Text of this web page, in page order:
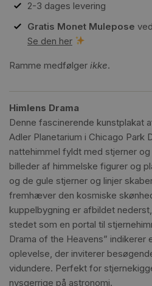
2-3 dages levering
Gratis Monet Mulepose
Se den her
Ramme medfølger ikke.
Himlens Drama
Denne fascinerende kunstplakat
Adler Planetarium i Chicago Park
nattehimmel fyldt med stjerner
billeder af himmelske figurer og
og de gule stjerner og linjer
fremhæver den kosmiske
kuppelbygning er afbildet
stedet som en portal til
Drama of the Heavens”
oplevelse, der inviterer
vidundere. Perfekt for
nysgerrige på astronomi.